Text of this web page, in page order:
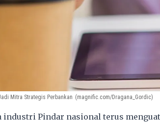
Mitra Strategis Perbankan (magnific.com/Dragana_Gordic)
industri Pindar nasional terus